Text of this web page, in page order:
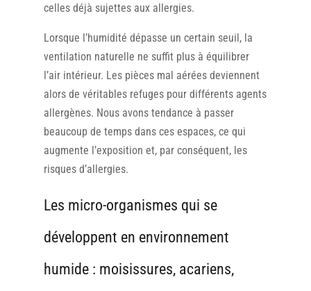
celles déjà sujettes aux allergies.
Lorsque l’humidité dépasse un certain seuil, la
ventilation naturelle ne suffit plus à équilibrer
l’air intérieur. Les pièces mal aérées deviennent
alors de véritables refuges pour différents agents
allergènes. Nous avons tendance à passer
beaucoup de temps dans ces espaces, ce qui
augmente l’exposition et, par conséquent, les
risques d’allergies.
Les micro-organismes qui se
développent en environnement
humide : moisissures, acariens,